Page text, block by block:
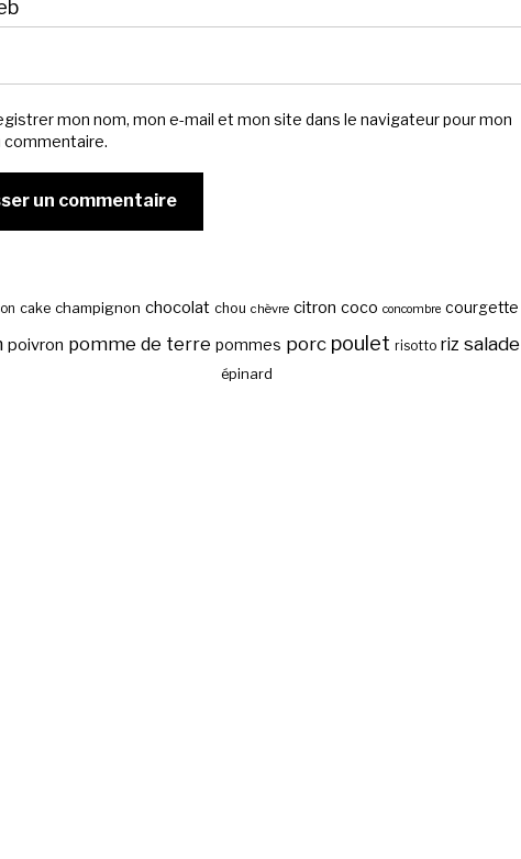
mon nom, mon e-mail et mon site dans le navigateur pour mon
commentaire.
cake champignon chocolat chou chèvre citron coco concombre courgette
poivron pomme de terre pommes porc poulet risotto riz salade
épinard